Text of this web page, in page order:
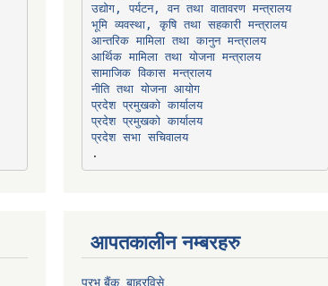
उद्योग, पर्यटन, वन तथा वातावरण मन्त्रालय
भूमि व्यवस्था, कृषि तथा सहकारी मन्त्रालय
आन्तरिक मामिला तथा कानुन मन्त्रालय
आर्थिक मामिला तथा योजना मन्त्रालय
सामाजिक विकास मन्त्रालय
नीति तथा योजना आयोग
प्रदेश प्रमुखको कार्यालय
प्रदेश प्रमुखको कार्यालय
प्रदेश सभा सचिवालय
आपतकालीन नम्बरहरु
प्रभु बैंक, बाह्रविसे